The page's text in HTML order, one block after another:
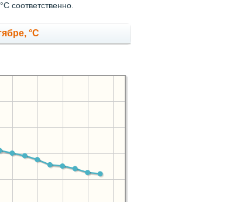
°С соответственно.
°C